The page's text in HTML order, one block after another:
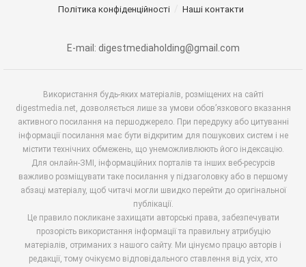
Політика конфіденційності
Наші контакти
E-mail: digestmediaholding@gmail.com
Використання будь-яких матеріалів, розміщених на сайті
digestmedia.net, дозволяється лише за умови обов’язкового вказання
активного посилання на першоджерело. При передруку або цитуванні
інформації посилання має бути відкритим для пошукових систем і не
містити технічних обмежень, що унеможливлюють його індексацію.
Для онлайн-ЗМІ, інформаційних порталів та інших веб-ресурсів
важливо розміщувати таке посилання у підзаголовку або в першому
абзаці матеріалу, щоб читачі могли швидко перейти до оригінальної
публікації.
Це правило покликане захищати авторські права, забезпечувати
прозорість використання інформації та правильну атрибуцію
матеріалів, отриманих з нашого сайту. Ми цінуємо працю авторів і
редакції, тому очікуємо відповідального ставлення від усіх, хто